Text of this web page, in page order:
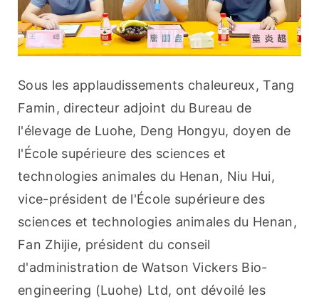
Sous les applaudissements chaleureux, Tang
Famin, directeur adjoint du Bureau de
l'élevage de Luohe, Deng Hongyu, doyen de
l'École supérieure des sciences et
technologies animales du Henan, Niu Hui,
vice-président de l'École supérieure des
sciences et technologies animales du Henan,
Fan Zhijie, président du conseil
d'administration de Watson Vickers Bio-
engineering (Luohe) Ltd, ont dévoilé les